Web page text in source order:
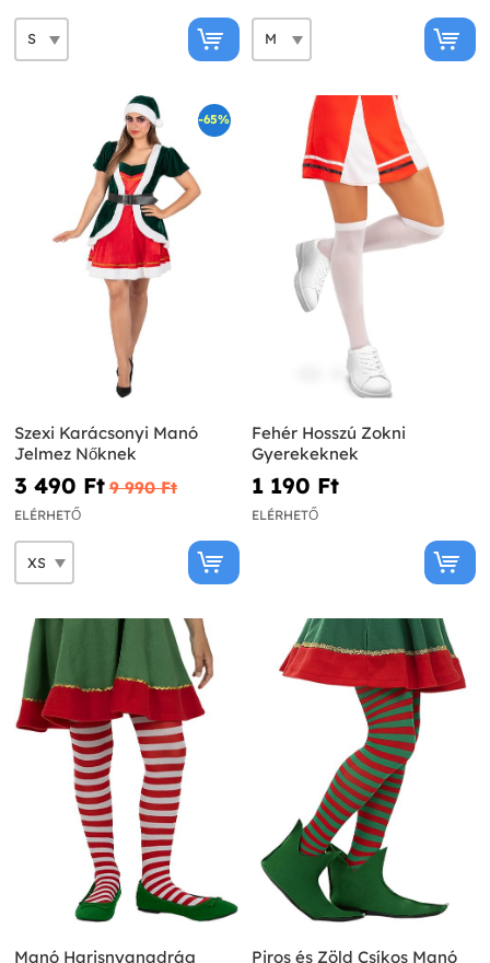
-65%
Szexi Karácsonyi Manó
Jelmez Nőknek
3 490 Ft‎ 9 990 Ft‎
ELÉRHETŐ
Fehér Hosszú Zokni
Gyerekeknek
1 190 Ft‎
ELÉRHETŐ
Manó Harisnyanadrág
Piros és Zöld Csíkos Manó